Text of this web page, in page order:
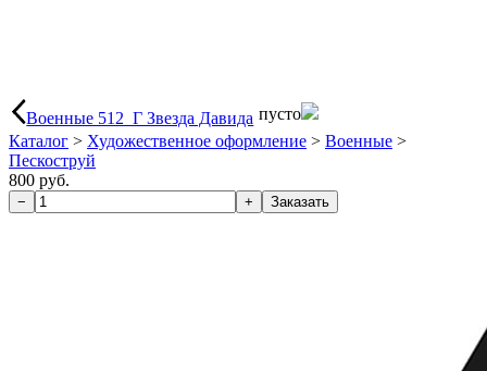
Военные 512_Г Звезда Давида пусто
Каталог > Художественное оформление > Военные >
Пескоструй
800 руб.